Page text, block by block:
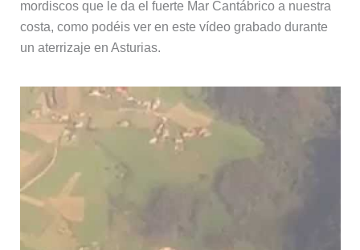
mordiscos que le da el fuerte Mar Cantábrico a nuestra
costa, como podéis ver en este vídeo grabado durante
un aterrizaje en Asturias.